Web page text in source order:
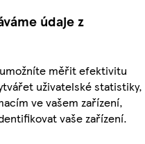
údaje z
měřit efektivitu
uživatelské statistiky,
ve vašem zařízení,
vaše zařízení.